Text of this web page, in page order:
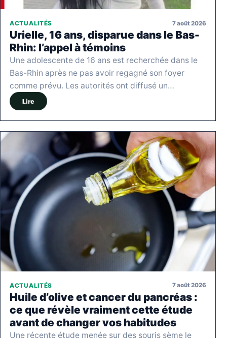
ACTUALITÉS 7 août 2026
Urielle, 16 ans, disparue dans le Bas-
Rhin: l’appel à témoins
Une adolescente de 16 ans est recherchée dans le
Bas-Rhin après ne pas avoir regagné son foyer
comme prévu. Les autorités ont diffusé un…
Lire
ACTUALITÉS 7 août 2026
Huile d’olive et cancer du pancréas :
ce que révèle vraiment cette étude
avant de changer vos habitudes
Une récente étude menée sur des souris sème le